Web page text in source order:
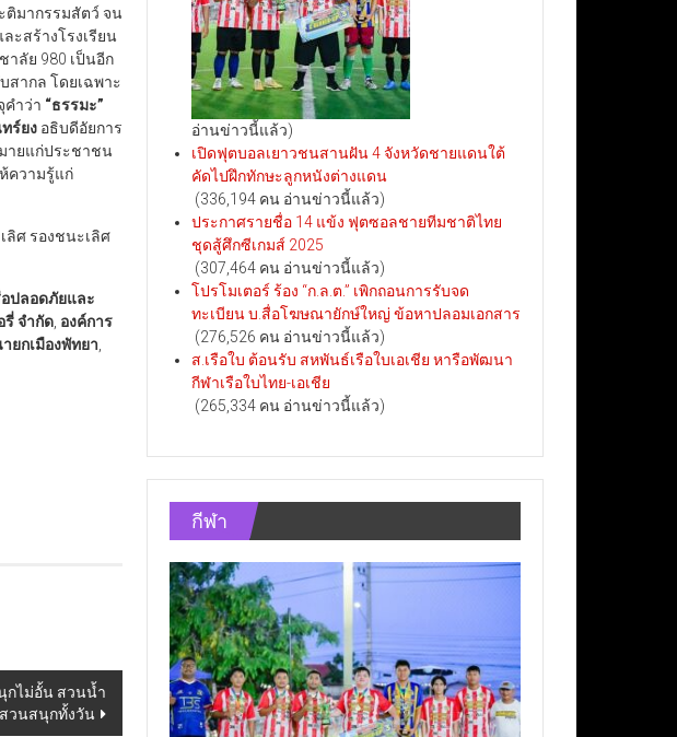
ติมากรรมสัตว์ จน
ะสร้างโรงเรียน
ลัย 980 เป็นอีก
สากล โดยเฉพาะ
คำว่า “ธรรมะ”
ร์ยง อธิบดีอัยการ
ายแก่ประชาชน
ความรู้แก่
ลิศ รองชนะเลิศ
ปลอดภัยและ
รี่ จำกัด องค์การ
ยกเมืองพัทยา
กไม่อั้น สวนน้ำ
สวนสนุกทั้งวัน
อ่านข่าวนี้แล้ว)
เปิดฟุตบอลเยาวชนสานฝัน 4 จังหวัดชายแดนใต้
คัดไปฝึกทักษะลูกหนังต่างแดน
(336,194 คน อ่านข่าวนี้แล้ว)
ประกาศรายชื่อ 14 แข้ง ฟุตซอลชายทีมชาติไทย
ชุดสู้ศึกซีเกมส์ 2025
(307,464 คน อ่านข่าวนี้แล้ว)
โปรโมเตอร์ ร้อง “ก.ล.ต.” เพิกถอนการรับจด
ทะเบียน บ.สื่อโฆษณายักษ์ใหญ่ ข้อหาปลอมเอกสาร
(276,526 คน อ่านข่าวนี้แล้ว)
ส.เรือใบ ต้อนรับ สหพันธ์เรือใบเอเชีย หารือพัฒนา
กีฬาเรือใบไทย-เอเชีย
(265,334 คน อ่านข่าวนี้แล้ว)
กีฬา